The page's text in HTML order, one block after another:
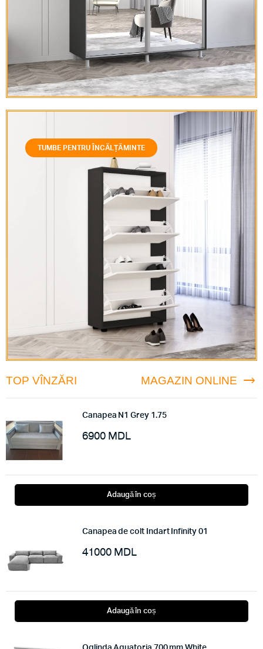
TUMBE PENTRU ÎNCĂLȚĂMINTE
TOP VÎNZĂRI MAGAZIN ONLINE
Canapea N1 Grey 1.75
6900 MDL
Adaugă în coș
Canapea de colt Indart Infinity 01
41000 MDL
Adaugă în coș